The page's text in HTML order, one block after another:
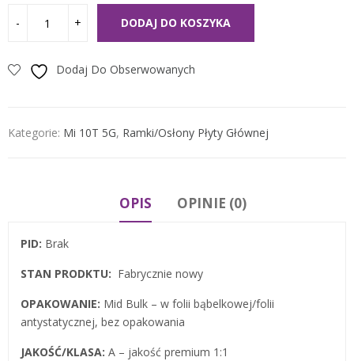
DODAJ DO KOSZYKA
Dodaj Do Obserwowanych
Kategorie: Mi 10T 5G, Ramki/osłony Płyty Głównej
OPIS OPINIE (0)
PID: Brak
STAN PRODKTU: Fabrycznie nowy
OPAKOWANIE: Mid Bulk – w folii bąbelkowej/folii
antystatycznej, bez opakowania
JAKOŚĆ/KLASA: A – jakość premium 1:1